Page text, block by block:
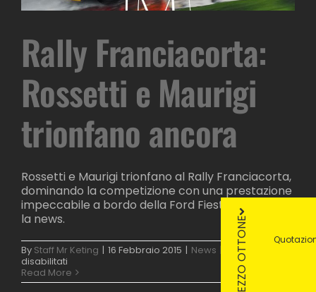
Rally Franciacorta:
Rossetti e Maurigi
trionfano ancora
Rossetti e Maurigi trionfano al Rally Franciacorta,
dominando la competizione con una prestazione
impeccabile a bordo della Ford Fiesta WRC. Leggi
la news.
By Staff Mr Keting | 16 Febbraio 2015 | News |
Commenti
disabilitati
Rally
Franciacorta:
Read More PREZZO OTTONE